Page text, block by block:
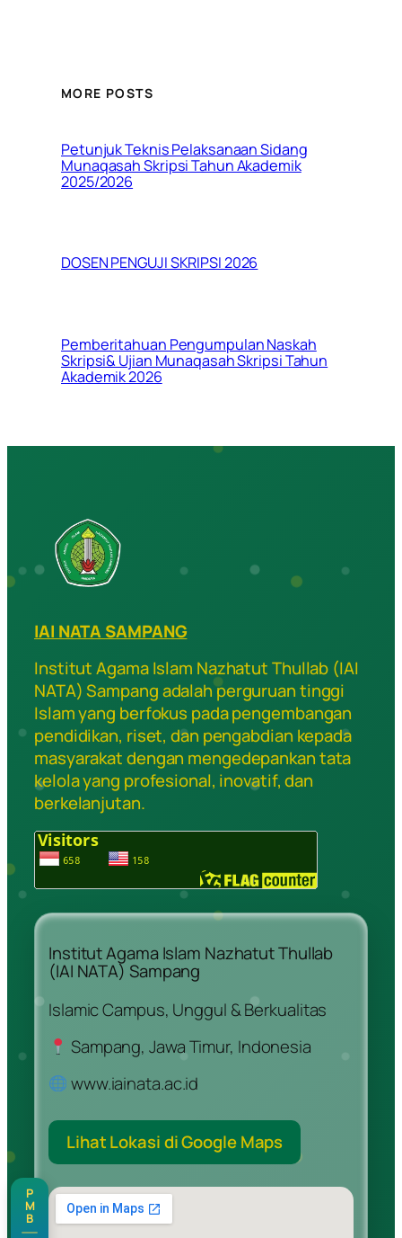
MORE POSTS
Petunjuk Teknis Pelaksanaan Sidang
Munaqasah Skripsi Tahun Akademik
2025/2026
DOSEN PENGUJI SKRIPSI 2026
Pemberitahuan Pengumpulan Naskah
Skripsi& Ujian Munaqasah Skripsi Tahun
Akademik 2026
IAI NATA SAMPANG
Institut Agama Islam Nazhatut Thullab (IAI
NATA) Sampang adalah perguruan tinggi
Islam yang berfokus pada pengembangan
pendidikan, riset, dan pengabdian kepada
masyarakat dengan mengedepankan tata
kelola yang profesional, inovatif, dan
berkelanjutan.
Institut Agama Islam Nazhatut Thullab
(IAI NATA) Sampang
Islamic Campus, Unggul & Berkualitas
Sampang, Jawa Timur, Indonesia
www.iainata.ac.id
Lihat Lokasi di Google Maps
P
M
B